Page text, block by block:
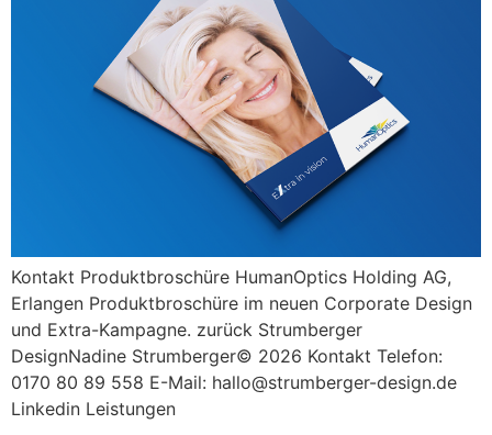
Kontakt Produktbroschüre HumanOptics Holding AG,
Erlangen Produktbroschüre im neuen Corporate Design
und Extra-Kampagne. zurück Strumberger
DesignNadine Strumberger© 2026 Kontakt Telefon:
0170 80 89 558 E-Mail: hallo@strumberger-design.de
Linkedin Leistungen